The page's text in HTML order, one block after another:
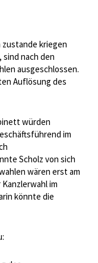
zustande kriegen
nach den
ausgeschlossen.
Auflösung des
würden
im
Scholz von sich
wären erst am
im
könnte die